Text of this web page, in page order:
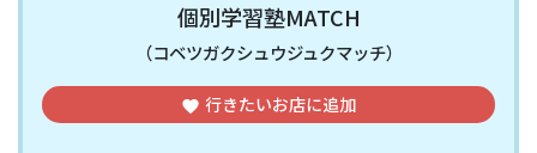
個別学習塾MATCH
（コベツガクシュウジュクマッチ）
favorite 行きたいお店に追加